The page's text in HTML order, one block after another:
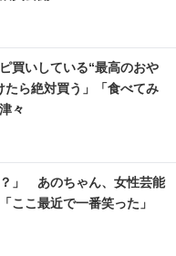
買いしている“最高のおや
ら絶対買う」「食べてみ
々
？」 あのちゃん、女性芸能
ここ最近で一番笑った」